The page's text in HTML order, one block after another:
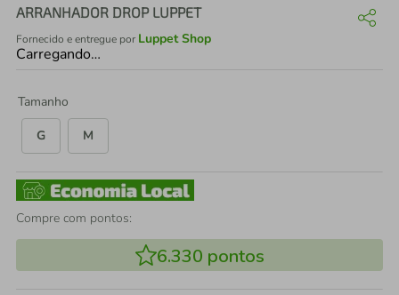
ARRANHADOR DROP LUPPET
Fornecido e entregue por Luppet Shop
Carregando…
Tamanho
G
M
Compre com pontos:
6.330 pontos